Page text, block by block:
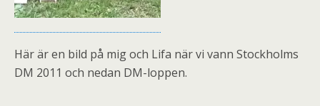
Här är en bild på mig och Lifa när vi vann Stockholms
DM 2011 och nedan DM-loppen.